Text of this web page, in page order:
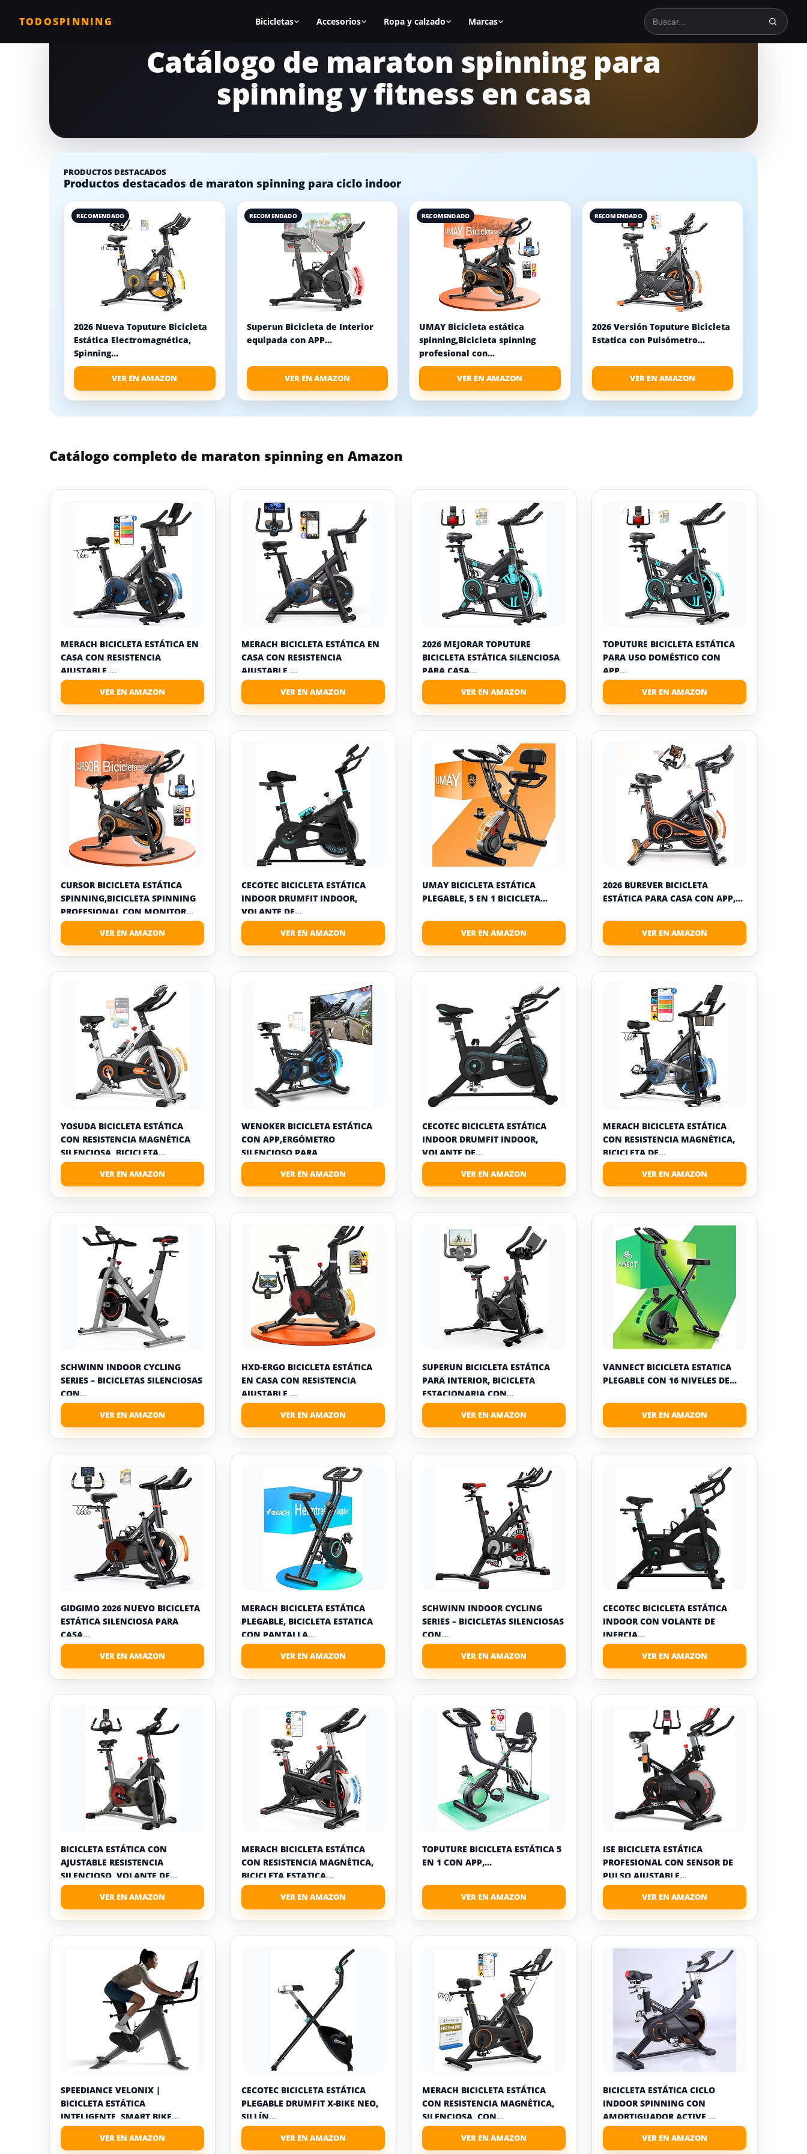
TODOSPINNING Buscar en TodoSpinning
Bicicletas
Todas las bicicletas
Bicicleta profesional
Bicicletas baratas
Bicicletas para casa
Comparativa de bicicletas
Accesorios
Todos los accesorios
Accesorios para la bici
Ropa y calzado
Zapatillas spinning
Zapatillas mujer
Zapatillas hombre
Cómo elegir zapatillas
Marcas de calzado
Marcas
BH Fitness
Catálogo de maraton spinning para
spinning y fitness en casa
PRODUCTOS DESTACADOS
Productos destacados de maraton spinning para ciclo indoor
RECOMENDADO
2026 Nueva Toputure Bicicleta
Estática Electromagnética,
Spinning...
VER EN AMAZON
RECOMENDADO
Superun Bicicleta de Interior
equipada con APP...
VER EN AMAZON
RECOMENDADO
UMAY Bicicleta estática
spinning,Bicicleta spinning
profesional con...
VER EN AMAZON
RECOMENDADO
2026 Versión Toputure Bicicleta
Estatica con Pulsómetro...
VER EN AMAZON
Catálogo completo de maraton spinning en Amazon
MERACH BICICLETA ESTÁTICA EN
CASA CON RESISTENCIA
AJUSTABLE,...
MERACH BICICLETA ESTÁTICA EN
CASA CON RESISTENCIA
AJUSTABLE,...
2026 MEJORAR TOPUTURE
BICICLETA ESTÁTICA SILENCIOSA
PARA CASA...
TOPUTURE BICICLETA ESTÁTICA
PARA USO DOMÉSTICO CON
APP...
CURSOR BICICLETA ESTÁTICA
SPINNING,BICICLETA SPINNING
PROFESIONAL CON MONITOR...
CECOTEC BICICLETA ESTÁTICA
INDOOR DRUMFIT INDOOR,
VOLANTE DE...
UMAY BICICLETA ESTÁTICA
PLEGABLE, 5 EN 1 BICICLETA...
2026 BUREVER BICICLETA
ESTÁTICA PARA CASA CON APP,...
YOSUDA BICICLETA ESTÁTICA
CON RESISTENCIA MAGNÉTICA
SILENCIOSA, BICICLETA...
WENOKER BICICLETA ESTÁTICA
CON APP,ERGÓMETRO
SILENCIOSO PARA
ENTRENAMIENTO...
CECOTEC BICICLETA ESTÁTICA
INDOOR DRUMFIT INDOOR,
VOLANTE DE...
MERACH BICICLETA ESTÁTICA
CON RESISTENCIA MAGNÉTICA,
BICICLETA DE...
SCHWINN INDOOR CYCLING
SERIES – BICICLETAS SILENCIOSAS
CON...
HXD-ERGO BICICLETA ESTÁTICA
EN CASA CON RESISTENCIA
AJUSTABLE,...
SUPERUN BICICLETA ESTÁTICA
PARA INTERIOR, BICICLETA
ESTACIONARIA CON...
VANNECT BICICLETA ESTATICA
PLEGABLE CON 16 NIVELES DE...
GIDGIMO 2026 NUEVO BICICLETA
ESTÁTICA SILENCIOSA PARA
CASA...
MERACH BICICLETA ESTÁTICA
PLEGABLE, BICICLETA ESTATICA
CON PANTALLA...
SCHWINN INDOOR CYCLING
SERIES – BICICLETAS SILENCIOSAS
CON...
CECOTEC BICICLETA ESTÁTICA
INDOOR CON VOLANTE DE
INERCIA...
BICICLETA ESTÁTICA CON
AJUSTABLE RESISTENCIA
SILENCIOSO, VOLANTE DE...
MERACH BICICLETA ESTÁTICA
CON RESISTENCIA MAGNÉTICA,
BICICLETA ESTATICA...
TOPUTURE BICICLETA ESTÁTICA 5
EN 1 CON APP,...
ISE BICICLETA ESTÁTICA
PROFESIONAL CON SENSOR DE
PULSO,AJUSTABLE...
SPEEDIANCE VELONIX |
BICICLETA ESTÁTICA
INTELIGENTE, SMART BIKE...
CECOTEC BICICLETA ESTÁTICA
PLEGABLE DRUMFIT X-BIKE NEO,
SILLÍN...
MERACH BICICLETA ESTÁTICA
CON RESISTENCIA MAGNÉTICA,
SILENCIOSA, CON...
BICICLETA ESTÁTICA CICLO
INDOOR SPINNING CON
AMORTIGUADOR ACTIVE,...